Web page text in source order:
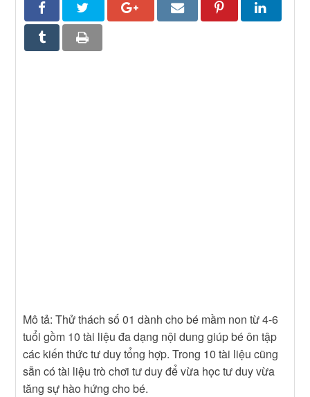
Mô tả: Thử thách số 01 dành cho bé mầm non từ 4-6
tuổi gồm 10 tài liệu đa dạng nội dung giúp bé ôn tập
các kiến thức tư duy tổng hợp. Trong 10 tài liệu cũng
sẵn có tài liệu trò chơi tư duy để vừa học tư duy vừa
tăng sự hào hứng cho bé.